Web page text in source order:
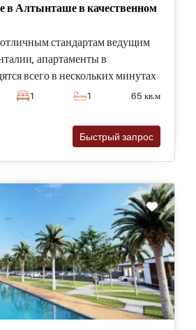
в Алтынташе в качественном
стандартам ведущим
апартаменты в
всего в нескольких минутах
в повседневной
1 1 65 кв.м
Быстрый запрос